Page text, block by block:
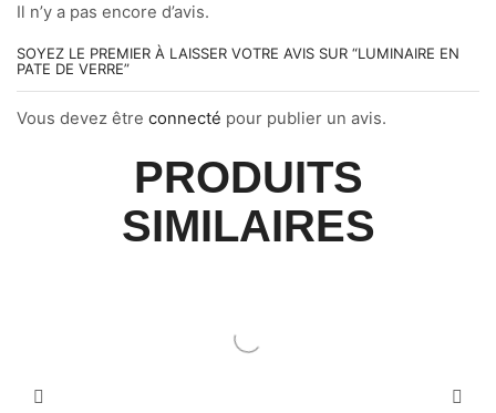
Il n’y a pas encore d’avis.
SOYEZ LE PREMIER À LAISSER VOTRE AVIS SUR “LUMINAIRE EN
PATE DE VERRE”
Vous devez être connecté pour publier un avis.
PRODUITS
SIMILAIRES